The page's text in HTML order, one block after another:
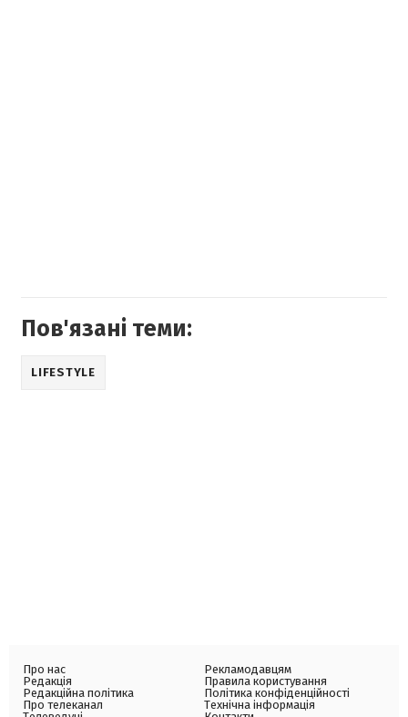
Пов'язані теми:
LIFESTYLE
Про нас
Редакція
Редакційна політика
Про телеканал
Рекламодавцям
Правила користування
Політика конфіденційності
Технічна інформація